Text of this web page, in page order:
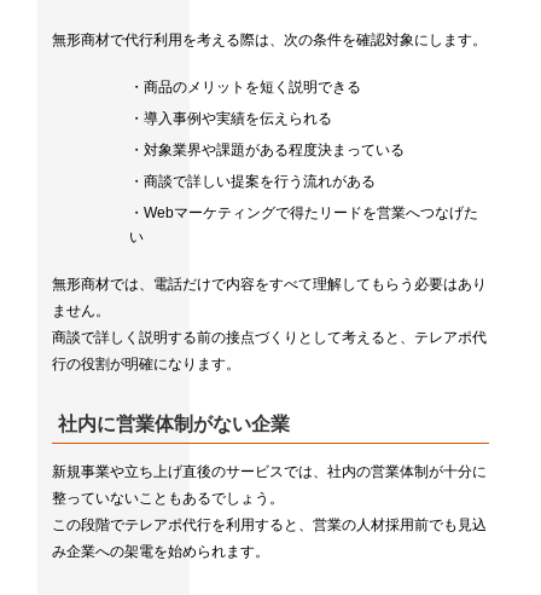
無形商材で代行利用を考える際は、次の条件を確認対象にします。
・商品のメリットを短く説明できる
・導入事例や実績を伝えられる
・対象業界や課題がある程度決まっている
・商談で詳しい提案を行う流れがある
・Webマーケティングで得たリードを営業へつなげた
い
無形商材では、電話だけで内容をすべて理解してもらう必要はあり
ません。
商談で詳しく説明する前の接点づくりとして考えると、テレアポ代
行の役割が明確になります。
社内に営業体制がない企業
新規事業や立ち上げ直後のサービスでは、社内の営業体制が十分に
整っていないこともあるでしょう。
この段階でテレアポ代行を利用すると、営業の人材採用前でも見込
み企業への架電を始められます。